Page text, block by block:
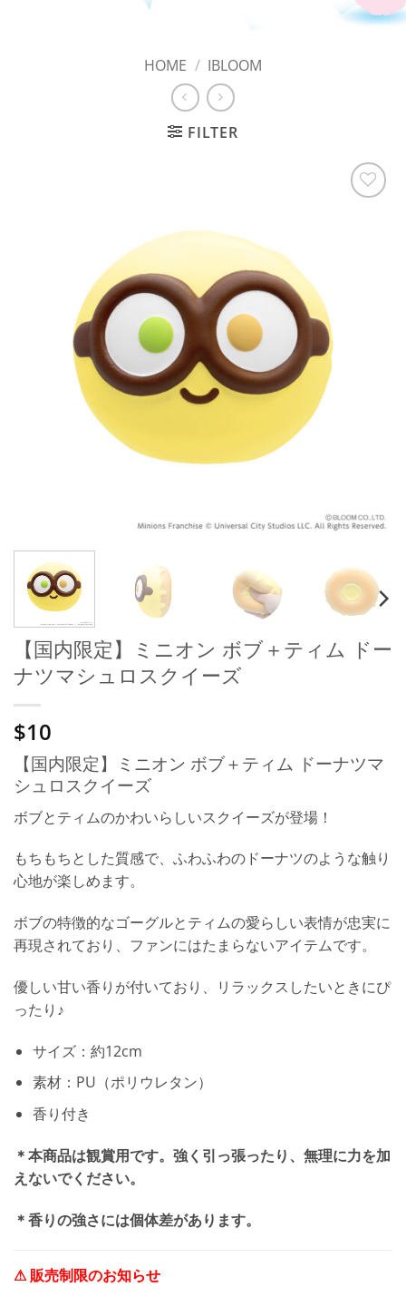
HOME / IBLOOM
FILTER
【国内限定】ミニオン ボブ＋ティム ドー
ナツマシュロスクイーズ
$10
【国内限定】ミニオン ボブ＋ティム ドーナツマ
シュロスクイーズ
ボブとティムのかわいらしいスクイーズが登場！
もちもちとした質感で、ふわふわのドーナツのような触り
心地が楽しめます。
ボブの特徴的なゴーグルとティムの愛らしい表情が忠実に
再現されており、ファンにはたまらないアイテムです。
優しい甘い香りが付いており、リラックスしたいときにぴ
ったり♪
サイズ：約12cm
素材：PU（ポリウレタン）
香り付き
＊本商品は観賞用です。強く引っ張ったり、無理に力を加
えないでください。
＊香りの強さには個体差があります。
⚠ 販売制限のお知らせ